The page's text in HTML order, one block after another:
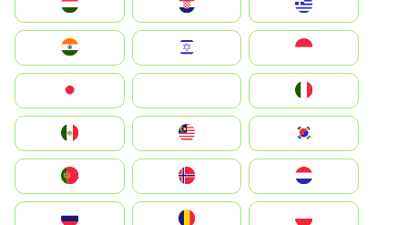
Hrvatska
Magyarország
Indonesia
South Korea
Nederland
Portugal
România